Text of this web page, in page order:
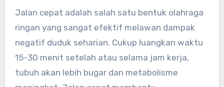
Jalan cepat adalah salah satu bentuk olahraga
ringan yang sangat efektif melawan dampak
negatif duduk seharian. Cukup luangkan waktu
15-30 menit setelah atau selama jam kerja,
tubuh akan lebih bugar dan metabolisme